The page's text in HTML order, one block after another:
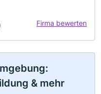
Firma bewerten
& mehr